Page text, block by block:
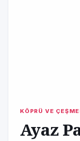
KÖPRÜ VE
Ayaz